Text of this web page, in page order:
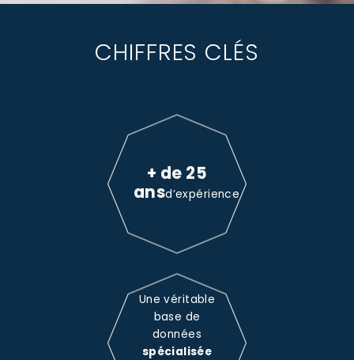
CHIFFRES CLÉS
+ de 25
ansd’expérience
Une véritable
base de
données
spécialisée